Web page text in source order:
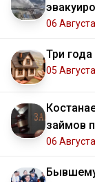
06
Три
05
займов
06